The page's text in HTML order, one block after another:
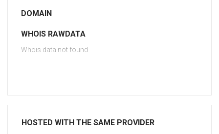
DOMAIN
WHOIS RAWDATA
Whois data not found
HOSTED WITH THE SAME PROVIDER